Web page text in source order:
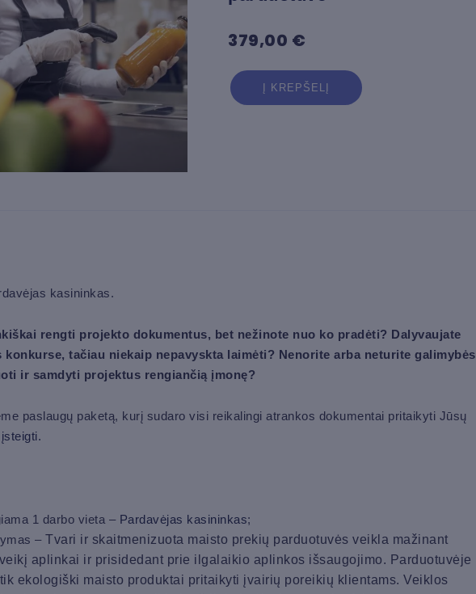
379,00 €
produkto
kiekis:
Į KREPŠELĮ
kasininkas.
rengti projekto dokumentus, bet nežinote nuo ko pradėti? Dalyvaujate
konkurse, tačiau niekaip nepavyskta laimėti? Nenorite arba neturite galimybės
ir samdyti projektus rengiančią įmonę?
paslaugų paketą, kurį sudaro visi reikalingi atrankos dokumentai pritaikyti Jūsų
įsteigti.
1 darbo vieta – Pardavėjas kasininkas;
– Tvari ir skaitmenizuota maisto prekių parduotuvės veikla mažinant
aplinkai ir prisidedant prie ilgalaikio aplinkos išsaugojimo. Parduotuvėje
ekologiški maisto produktai pritaikyti įvairių poreikių klientams. Veiklos